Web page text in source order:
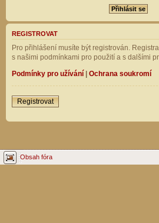
REGISTROVAT
Pro přihlášení musíte být registrován.
s našimi podmínkami pro použití a s dalšími
Podmínky pro užívání | Ochrana soukromí
Registrovat
Obsah fóra